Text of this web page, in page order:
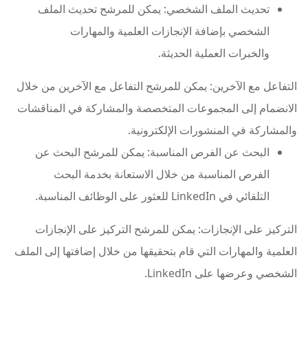
تحديث الملف الشخصي: يمكن للمرشح تحديث الملف
الشخصي بإضافة الإنجازات العلمية والمهارات
والخبرات العملية الحديثة.
التفاعل مع الآخرين: يمكن للمرشح التفاعل مع الآخرين من خلال
الانضمام إلى المجموعات المتخصصة والمشاركة في المناقشات
والمشاركة في المنشورات الإلكترونية.
البحث عن الفرص المناسبة: يمكن للمرشح البحث عن
الفرص المناسبة من خلال الاستعانة بخدمة البحث
التلقائي في LinkedIn للعثور على الوظائف المناسبة.
التركيز على الإنجازات: يمكن للمرشح التركيز على الإنجازات
العلمية والمهارات التي قام بتحقيقها من خلال إضافتها إلى الملف
الشخصي وعرضها على LinkedIn.